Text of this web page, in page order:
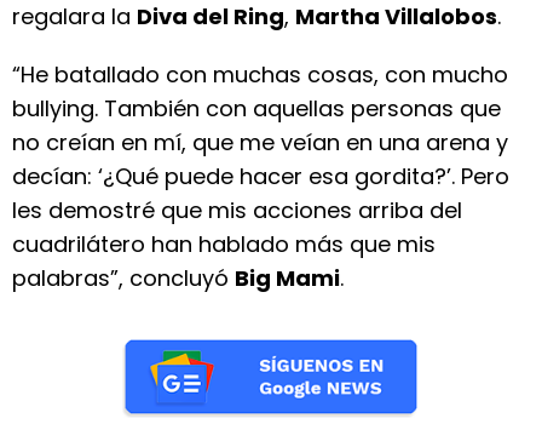
regalara la Diva del Ring, Martha Villalobos.
“He batallado con muchas cosas, con mucho
bullying. También con aquellas personas que
no creían en mí, que me veían en una arena y
decían: ‘¿Qué puede hacer esa gordita?’. Pero
les demostré que mis acciones arriba del
cuadrilátero han hablado más que mis
palabras”, concluyó Big Mami.